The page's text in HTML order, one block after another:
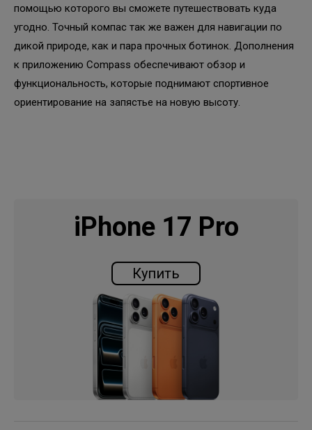
помощью которого вы сможете путешествовать куда
угодно. Точный компас так же важен для навигации по
дикой природе, как и пара прочных ботинок. Дополнения
к приложению Compass обеспечивают обзор и
функциональность, которые поднимают спортивное
ориентирование на запястье на новую высоту.
iPhone 17 Pro
Купить